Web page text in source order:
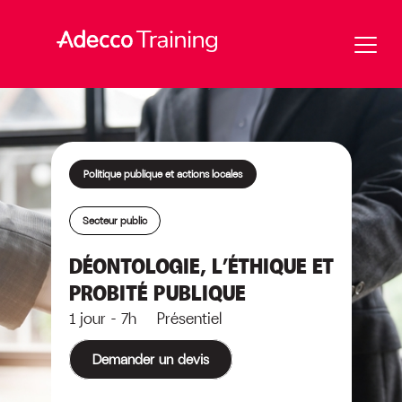
Politique publique et actions locales
Secteur public
DÉONTOLOGIE, L’ÉTHIQUE ET
PROBITÉ PUBLIQUE
1 jour - 7h Présentiel
Demander un devis